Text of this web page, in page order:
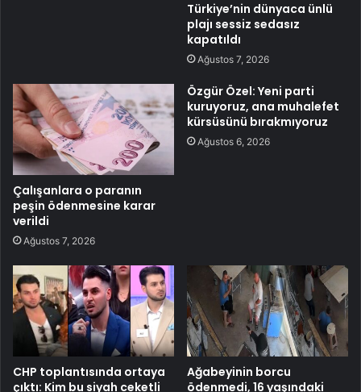
Türkiye’nin dünyaca ünlü
plajı sessiz sedasız
kapatıldı
Ağustos 7, 2026
Çalışanlara o paranın
peşin ödenmesine karar
verildi
Ağustos 7, 2026
Özgür Özel: Yeni parti
kuruyoruz, ana muhalefet
kürsüsünü bırakmıyoruz
Ağustos 6, 2026
CHP toplantısında ortaya
çıktı: Kim bu siyah ceketli
Ağabeyinin borcu
ödenmedi, 16 yaşındaki